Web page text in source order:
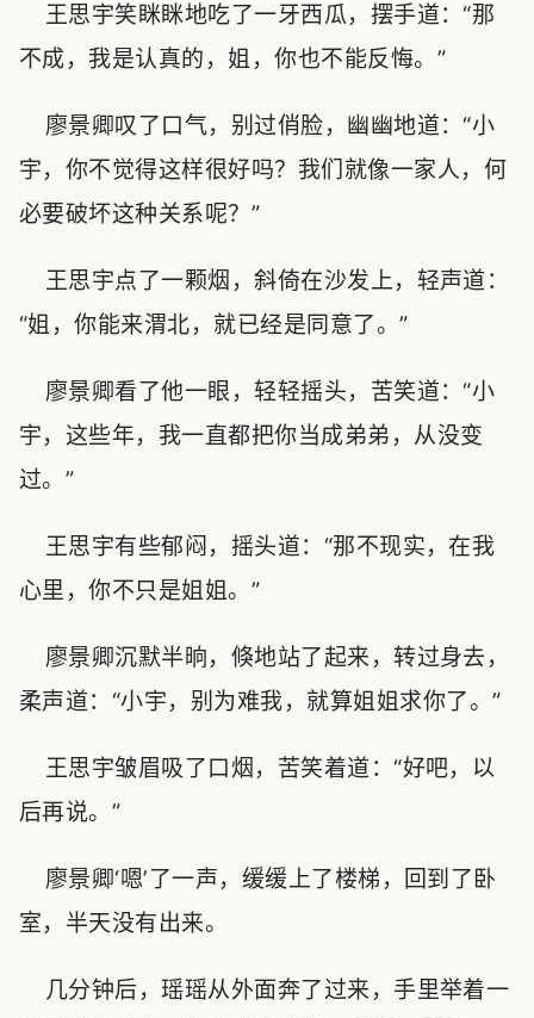
王思宇笑眯眯地吃了一牙西瓜，摆手道：“那
不成，我是认真的，姐，你也不能反悔。”
廖景卿叹了口气，别过俏脸，幽幽地道：“小
宇，你不觉得这样很好吗？我们就像一家人，何
必要破坏这种关系呢？”
王思宇点了一颗烟，斜倚在沙发上，轻声道：
“姐，你能来渭北，就已经是同意了。”
廖景卿看了他一眼，轻轻摇头，苦笑道：“小
宇，这些年，我一直都把你当成弟弟，从没变
过。”
王思宇有些郁闷，摇头道：“那不现实，在我
心里，你不只是姐姐。”
廖景卿沉默半晌，倏地站了起来，转过身去，
柔声道：“小宇，别为难我，就算姐姐求你了。”
王思宇皱眉吸了口烟，苦笑着道：“好吧，以
后再说。”
廖景卿‘嗯’了一声，缓缓上了楼梯，回到了卧
室，半天没有出来。
几分钟后，瑶瑶从外面奔了过来，手里举着一